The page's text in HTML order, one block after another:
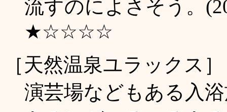
流すのによさそう。
★☆☆☆☆
［天然温泉ユラックス
演芸場などもある入